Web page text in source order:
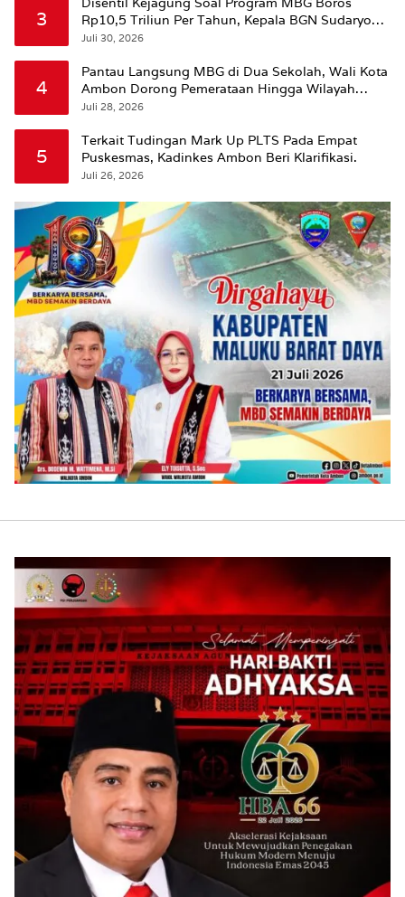
3
Rp10,5 Triliun Per Tahun, Kepala BGN Sudaryono
Beri Penjelasan
Juli 30, 2026
4
Pantau Langsung MBG di Dua Sekolah, Wali Kota
Ambon Dorong Pemerataan Hingga Wilayah
Leitimur Selatan
Juli 28, 2026
5
Terkait Tudingan Mark Up PLTS Pada Empat
Puskesmas, Kadinkes Ambon Beri Klarifikasi.
Juli 26, 2026